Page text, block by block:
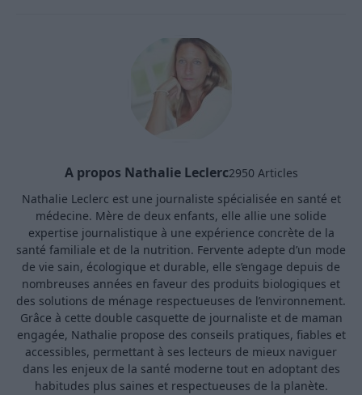
A propos Nathalie Leclerc2950 Articles
Nathalie Leclerc est une journaliste spécialisée en santé et
médecine. Mère de deux enfants, elle allie une solide
expertise journalistique à une expérience concrète de la
santé familiale et de la nutrition. Fervente adepte d’un mode
de vie sain, écologique et durable, elle s’engage depuis de
nombreuses années en faveur des produits biologiques et
des solutions de ménage respectueuses de l’environnement.
Grâce à cette double casquette de journaliste et de maman
engagée, Nathalie propose des conseils pratiques, fiables et
accessibles, permettant à ses lecteurs de mieux naviguer
dans les enjeux de la santé moderne tout en adoptant des
habitudes plus saines et respectueuses de la planète.